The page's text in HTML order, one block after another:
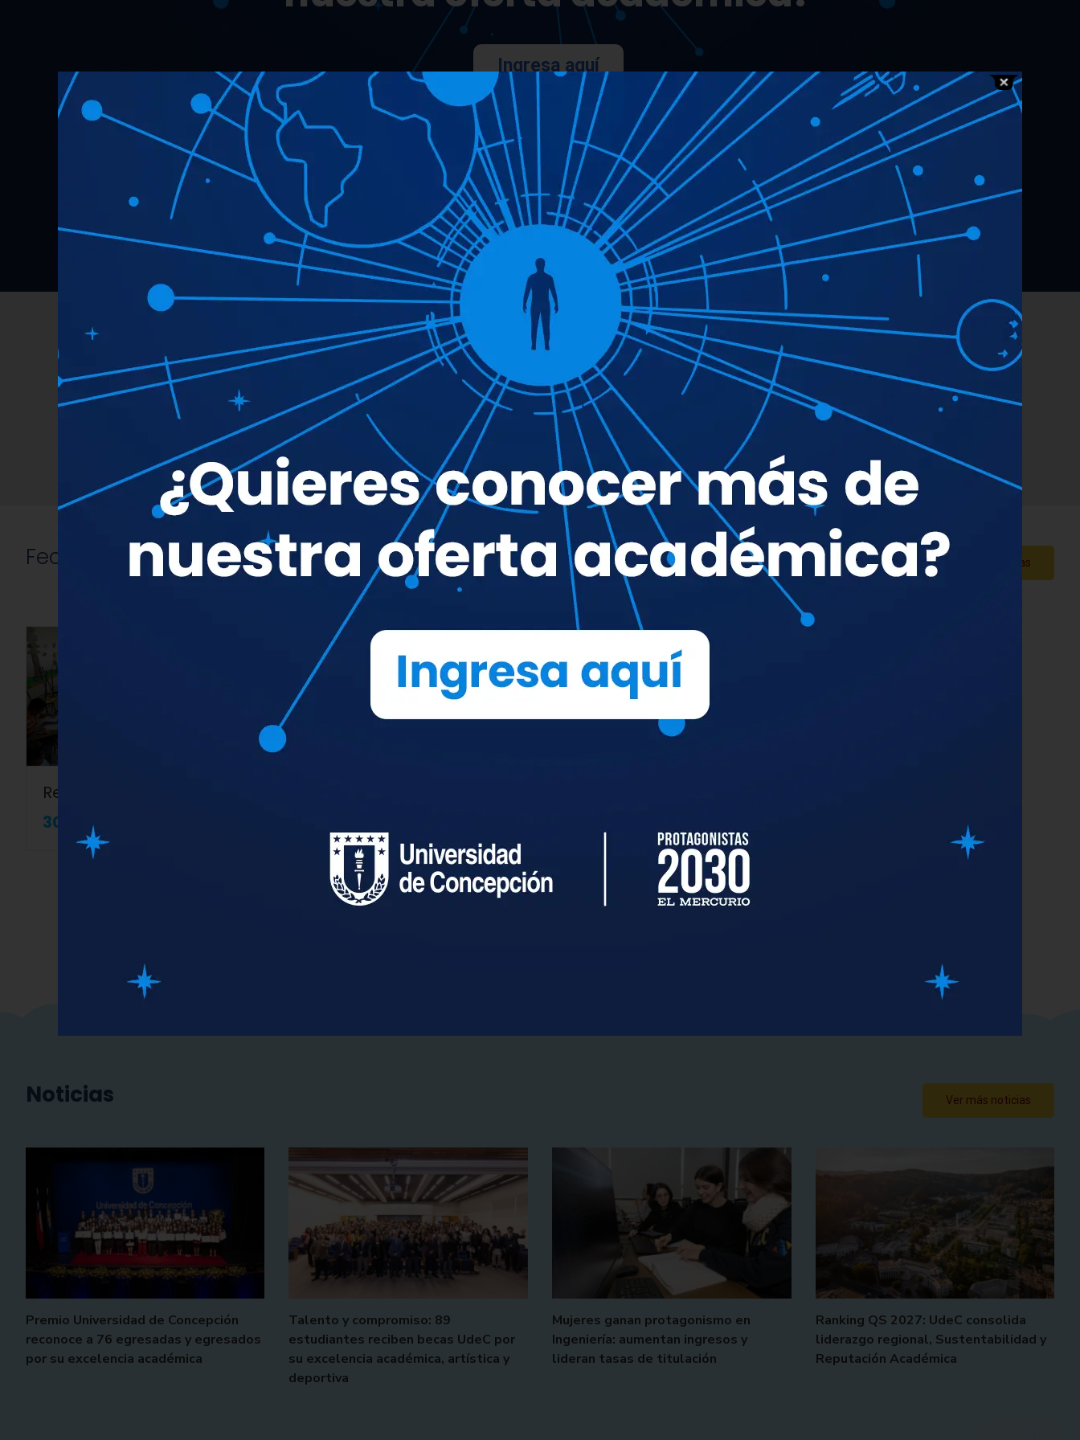
Ingresa aquí
Conoce nuestras91 carreras de pregrado
Buscar:
Fechas importantes Ver más fechas
Rendición PAES Regular
30 Nov
Noticias Ver más noticias
Premio Universidad de Concepción
reconoce a 76 egresadas y egresados
por su excelencia académica
Talento y compromiso: 89
estudiantes reciben becas UdeC por
su excelencia académica, artística y
deportiva
Mujeres ganan protagonismo en
Ingeniería: aumentan ingresos y
lideran tasas de titulación
Ranking QS 2027: UdeC consolida
liderazgo regional, Sustentabilidad y
Reputación Académica